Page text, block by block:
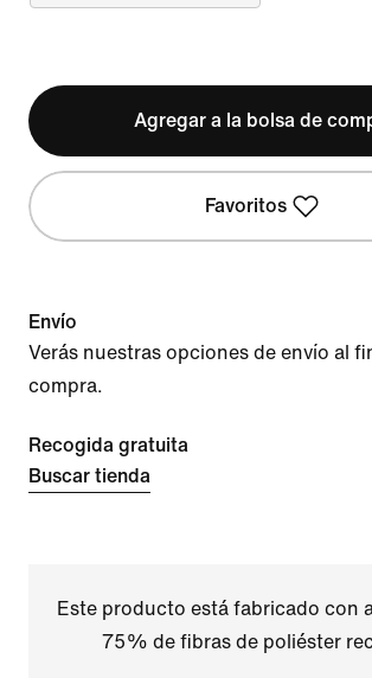
Agregar a la bolsa de
Favoritos
Envío
Verás nuestras opciones de envío al
compra.
Recogida gratuita
Buscar tienda
Este producto está fabricado con
75% de fibras de poliéster